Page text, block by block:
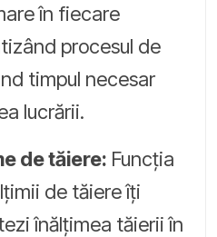
în fiecare
procesul de
timpul necesar
lucrării.
de tăiere: Funcția
de tăiere îți
înălțimea tăierii în